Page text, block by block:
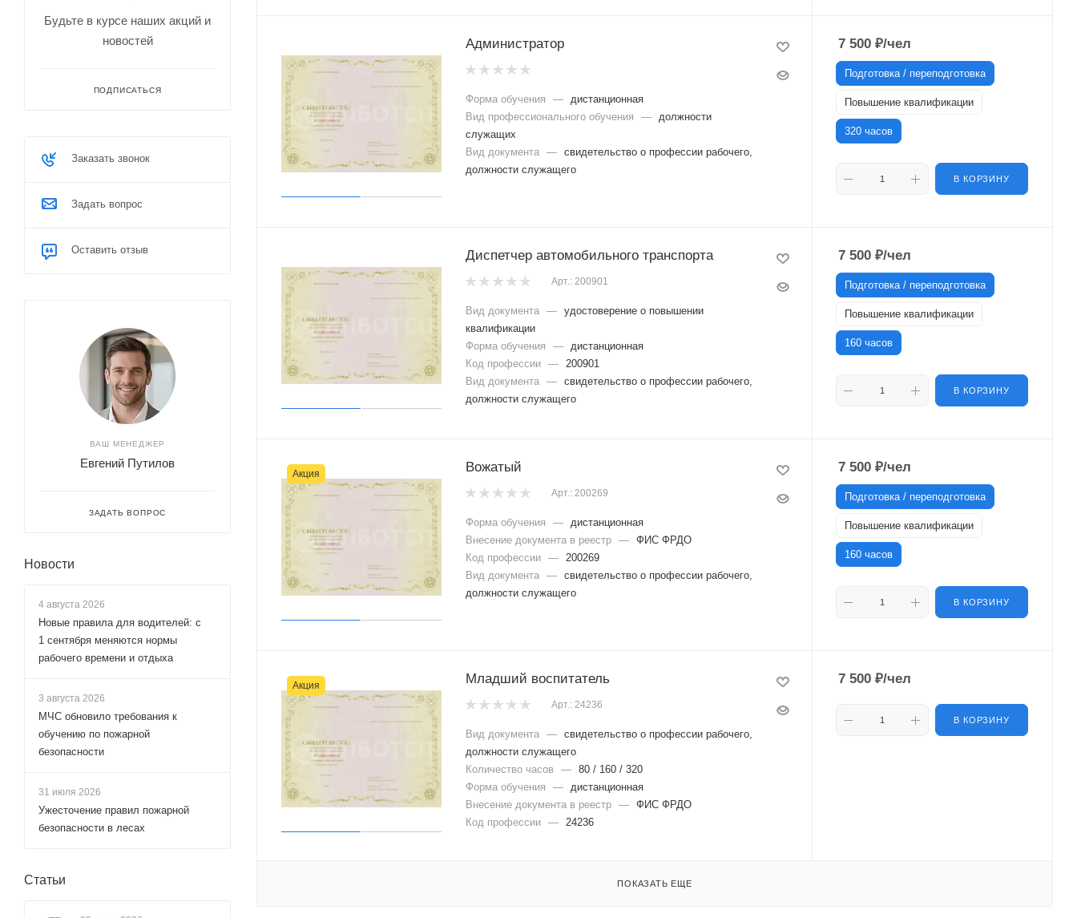
Администратор
Форма обучения —
дистанционная
Вид профессионального обучения
—
должности
служащих
Вид документа — свидетельство о профессии рабочего,
должности служащего
7 500 ₽/чел
Подготовка / переподготовка
Повышение квалификации
320 часов
В КОРЗИНУ
Диспетчер автомобильного транспорта
Арт.: 200901
Вид документа — удостоверение о повышении
квалификации
Форма обучения
—
дистанционная
Код профессии —
200901
Вид документа — свидетельство о профессии рабочего,
должности служащего
7 500 ₽/чел
Подготовка / переподготовка
Повышение квалификации
160 часов
В КОРЗИНУ
Акция Вожатый
Арт.: 200269
Форма обучения —
дистанционная
Внесение документа в реестр — ФИС ФРДО
Код профессии —
200269
Вид документа — свидетельство о профессии рабочего,
должности служащего
7 500 ₽/чел
Подготовка / переподготовка
Повышение квалификации
160 часов
В КОРЗИНУ
Акция Младший воспитатель
Арт.: 24236
Вид документа — свидетельство о профессии рабочего,
должности служащего
Количество часов
— 80 / 160 / 320
Форма обучения
—
дистанционная
Внесение документа в реестр — ФИС ФРДО
Код профессии — 24236
7 500 ₽/чел
В КОРЗИНУ
ПОКАЗАТЬ ЕЩЕ
Будьте в курсе наших акций и
новостей
ПОДПИСАТЬСЯ
Заказать звонок
Задать вопрос
Оставить отзыв
ВАШ МЕНЕДЖЕР
Евгений Путилов
ЗАДАТЬ ВОПРОС
Новости
4 августа 2026
Новые правила для водителей: с
1 сентября меняются нормы
рабочего времени и отдыха
3 августа 2026
МЧС обновило требования к
обучению по пожарной
безопасности
31 июля 2026
Ужесточение правил пожарной
безопасности в лесах
Статьи